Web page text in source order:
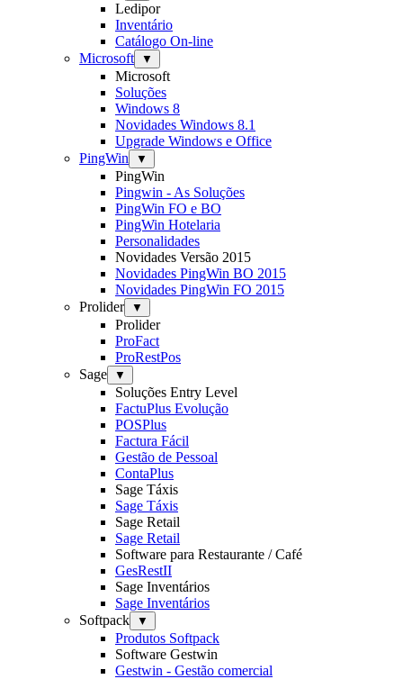
Ledipor
Inventário
Catálogo On-line
Microsoft
▼
Microsoft
Soluções
Windows 8
Novidades Windows 8.1
Upgrade Windows e Office
PingWin
▼
PingWin
Pingwin - As Soluções
PingWin FO e BO
PingWin Hotelaria
Personalidades
Novidades Versão 2015
Novidades PingWin BO 2015
Novidades PingWin FO 2015
Prolider
▼
Prolider
ProFact
ProRestPos
Sage
▼
Soluções Entry Level
FactuPlus Evolução
POSPlus
Factura Fácil
Gestão de Pessoal
ContaPlus
Sage Táxis
Sage Táxis
Sage Retail
Sage Retail
Software para Restaurante / Café
GesRestII
Sage Inventários
Sage Inventários
Softpack
▼
Produtos Softpack
Software Gestwin
Gestwin - Gestão comercial